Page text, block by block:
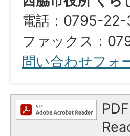
電話：0795-22-
ファックス：
問い合わせフォ